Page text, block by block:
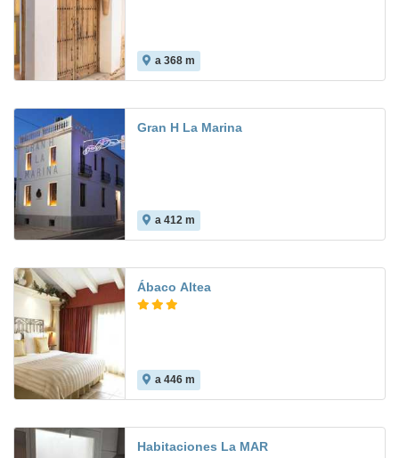
a 368 m
Gran H La Marina
a 412 m
Ábaco Altea
a 446 m
Habitaciones La MAR